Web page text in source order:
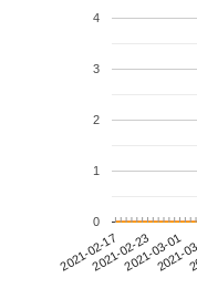
2021-02-172021-02-232021-03-01
2021-
0
1
2
3
4